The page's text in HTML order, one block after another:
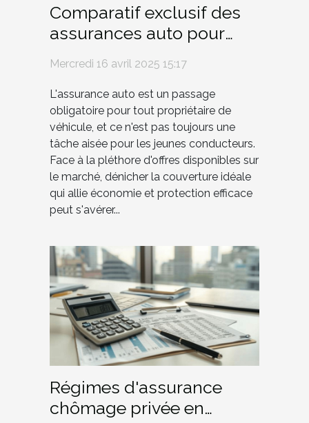
Comparatif exclusif des
assurances auto pour
jeunes conducteurs
Mercredi 16 avril 2025 15:17
L'assurance auto est un passage
obligatoire pour tout propriétaire de
véhicule, et ce n'est pas toujours une
tâche aisée pour les jeunes conducteurs.
Face à la pléthore d'offres disponibles sur
le marché, dénicher la couverture idéale
qui allie économie et protection efficace
peut s'avérer...
Régimes d'assurance
chômage privée en